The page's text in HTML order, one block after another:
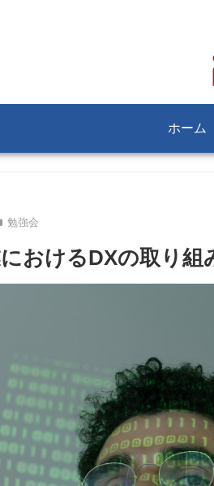
ホーム
勉強会
おけるDXの取り組